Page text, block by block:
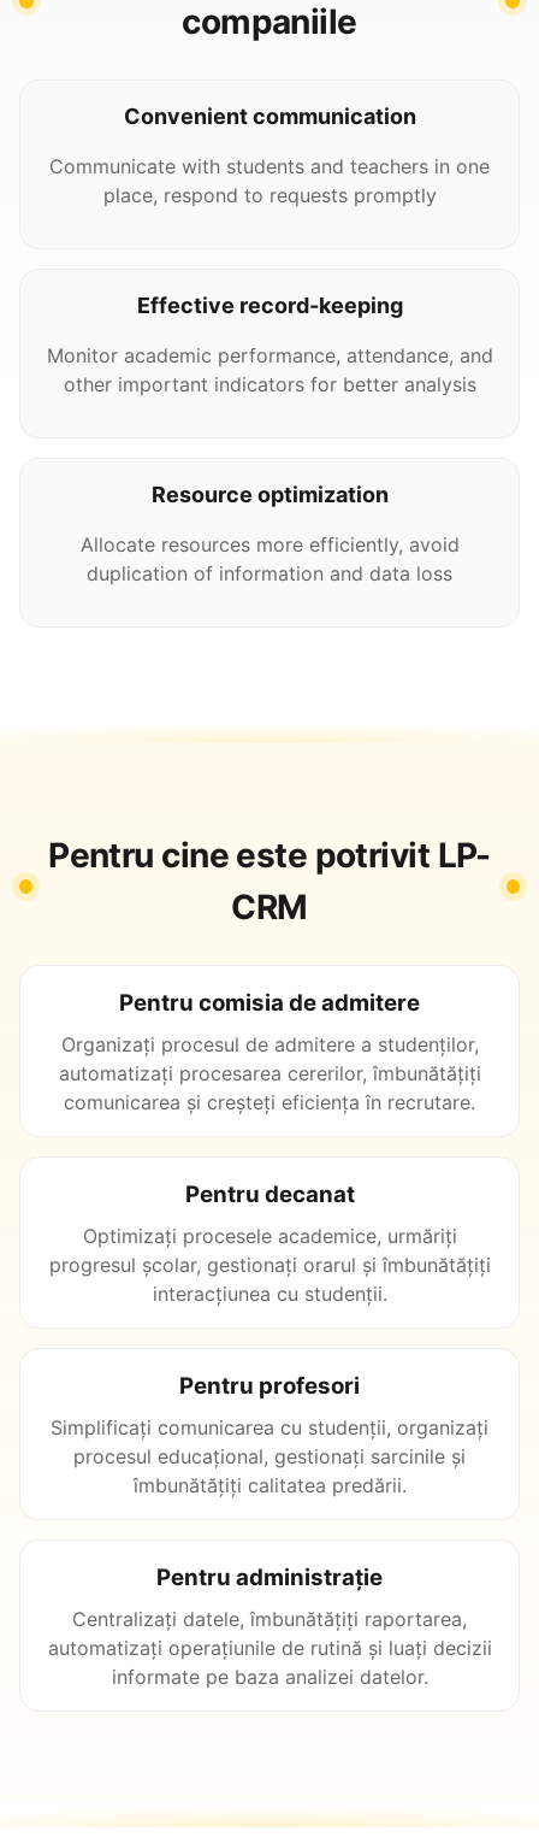
companiile
Convenient communication
Communicate with students and teachers in one
place, respond to requests promptly
Effective record-keeping
Monitor academic performance, attendance, and
other important indicators for better analysis
Resource optimization
Allocate resources more efficiently, avoid
duplication of information and data loss
Pentru cine este potrivit LP-
CRM
Pentru comisia de admitere
Organizați procesul de admitere a studenților,
automatizați procesarea cererilor, îmbunătățiți
comunicarea și creșteți eficiența în recrutare.
Pentru decanat
Optimizați procesele academice, urmăriți
progresul școlar, gestionați orarul și îmbunătățiți
interacțiunea cu studenții.
Pentru profesori
Simplificați comunicarea cu studenții, organizați
procesul educațional, gestionați sarcinile și
îmbunătățiți calitatea predării.
Pentru administrație
Centralizați datele, îmbunătățiți raportarea,
automatizați operațiunile de rutină și luați decizii
informate pe baza analizei datelor.